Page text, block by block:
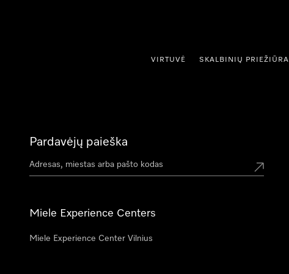
VIRTUVĖ SKALBINIŲ PRIEŽIŪRA
Pardavėjų paieška
Miele Experience Centers
Miele Experience Center Vilnius